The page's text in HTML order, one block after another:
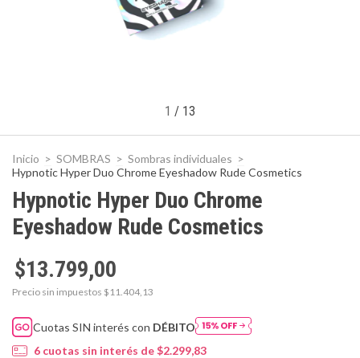
1 / 13
Inicio > SOMBRAS > Sombras individuales >
Hypnotic Hyper Duo Chrome Eyeshadow Rude Cosmetics
Hypnotic Hyper Duo Chrome
Eyeshadow Rude Cosmetics
$13.799,00
Precio sin impuestos $11.404,13
Cuotas SIN interés con DÉBITO
6 cuotas sin interés de$2.299,83